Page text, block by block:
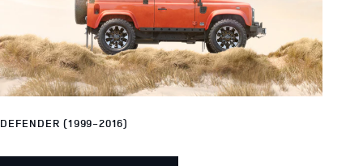
DEFENDER (1999-2016)